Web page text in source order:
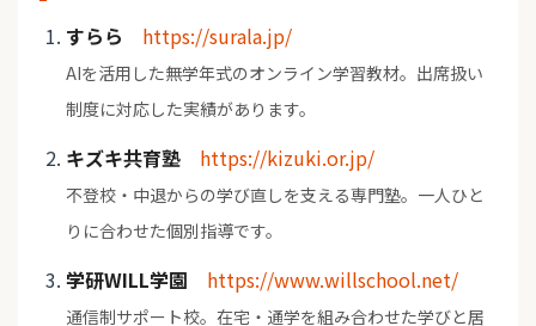
すらら https://surala.jp/
AIを活用した無学年式のオンライン学習教材。出席扱い
制度に対応した実績があります。
キズキ共育塾 https://kizuki.or.jp/
不登校・中退からの学び直しを支える専門塾。一人ひと
りに合わせた個別指導です。
学研WILL学園 https://www.willschool.net/
通信制サポート校。在宅・通学を組み合わせた学びと居